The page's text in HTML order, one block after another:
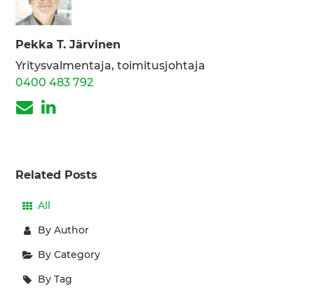
Pekka T. Järvinen
Yritysvalmentaja, toimitusjohtaja
0400 483 792
Related Posts
All
By Author
By Category
By Tag